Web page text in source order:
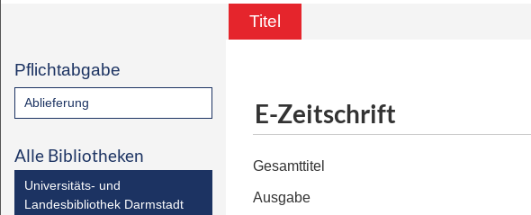
Titel
Pflichtabgabe
Ablieferung
Alle Bibliotheken
Universitäts- und
Landesbibliothek Darmstadt
E-Zeitschrift
Gesamttitel
Ausgabe